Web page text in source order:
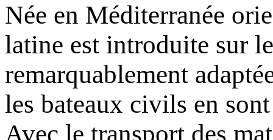
Née en Méditerranée
latine est introduite sur
remarquablement
les bateaux civils en
Avec le transport des